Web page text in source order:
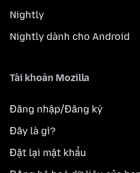
Nightly
Nightly dành cho Android
Tài khoản Mozilla
Đăng nhập/Đăng ký
Đây là gì?
Đặt lại mật khẩu